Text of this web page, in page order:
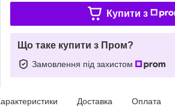
Купити з
Що таке купити з Пром?
Замовлення під захистом
Доставка Оплата